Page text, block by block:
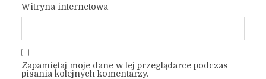
Witryna internetowa
Zapamiętaj moje dane w tej przeglądarce podczas
pisania kolejnych komentarzy.